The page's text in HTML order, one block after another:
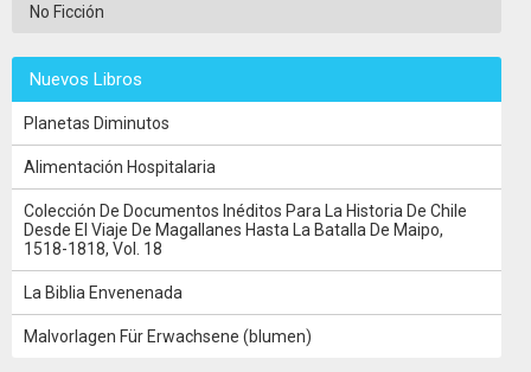
No Ficción
Nuevos Libros
Planetas Diminutos
Alimentación Hospitalaria
Colección De Documentos Inéditos Para La Historia De Chile
Desde El Viaje De Magallanes Hasta La Batalla De Maipo,
1518-1818, Vol. 18
La Biblia Envenenada
Malvorlagen Für Erwachsene (blumen)